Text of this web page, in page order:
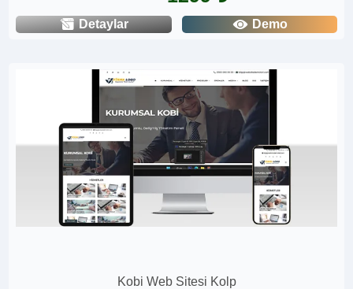
Detaylar Demo
Kobi Web Sitesi Kolp